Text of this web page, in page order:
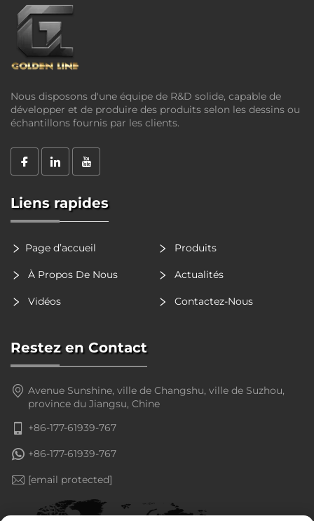
Nous disposons d'une équipe de R&D solide, capable de
développer et de produire des produits selon les dessins ou
échantillons fournis par les clients.
Liens rapides
Page d’accueil Produits
À Propos De Nous Actualités
Vidéos Contactez-Nous
Restez en Contact
Avenue Sunshine, ville de Changshu, ville de Suzhou,
province du Jiangsu, Chine
+86-177-61939-767
+86-177-61939-767
[email protected]